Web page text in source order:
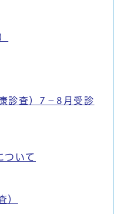
診査）7－8月受診
ついて
）